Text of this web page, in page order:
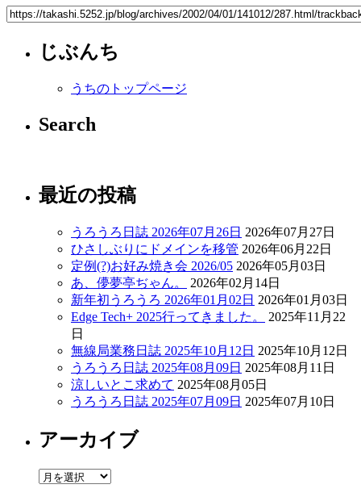
じぶんち
うちのトップページ
Search
最近の投稿
うろうろ日誌 2026年07月26日 2026年07月27日
ひさしぶりにドメインを移管 2026年06月22日
定例(?)お好み焼き会 2026/05 2026年05月03日
あ、儚夢亭ぢゃん。
2026年02月14日
新年初うろうろ 2026年01月02日 2026年01月03日
Edge Tech+ 2025行ってきました。
2025年11月22
日
無線局業務日誌 2025年10月12日 2025年10月12日
うろうろ日誌 2025年08月09日 2025年08月11日
涼しいとこ求めて 2025年08月05日
うろうろ日誌 2025年07月09日 2025年07月10日
アーカイブ
ア